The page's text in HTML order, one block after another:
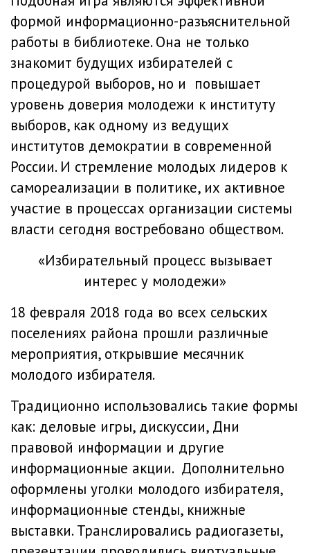
формой информационно-разъяснительной
работы в библиотеке. Она не только
знакомит будущих избирателей с
процедурой выборов, но и повышает
уровень доверия молодежи к институту
выборов, как одному из ведущих
институтов демократии в современной
России. И стремление молодых лидеров к
самореализации в политике, их активное
участие в процессах организации системы
власти сегодня востребовано обществом.
«Избирательный процесс вызывает
интерес у молодежи»
18 февраля 2018 года во всех сельских
поселениях района прошли различные
мероприятия, открывшие месячник
молодого избирателя.
Традиционно использовались такие формы
как: деловые игры, дискуссии, Дни
правовой информации и другие
информационные акции. Дополнительно
оформлены уголки молодого избирателя,
информационные стенды, книжные
выставки. Транслировались радиогазеты,